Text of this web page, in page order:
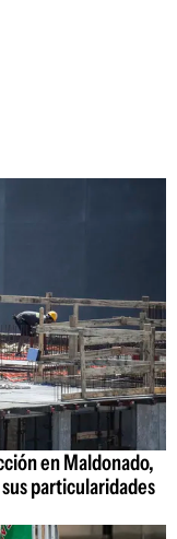
en Maldonado,
particularidades